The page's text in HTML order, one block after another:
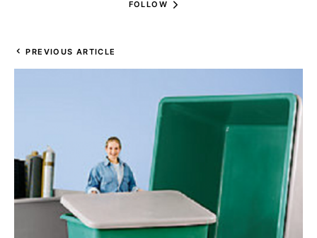
FOLLOW
PREVIOUS ARTICLE